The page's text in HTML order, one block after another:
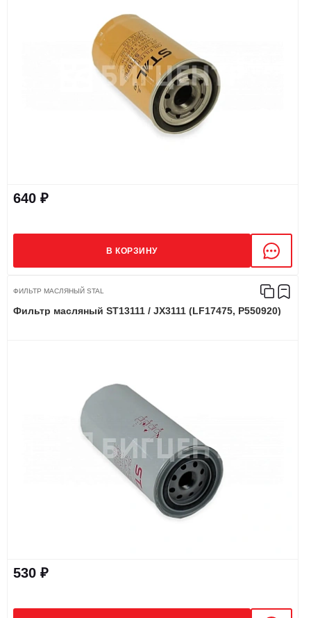
640 ₽
В КОРЗИНУ
ФИЛЬТР МАСЛЯНЫЙ STAL
Фильтр масляный ST13111 / JX3111 (LF17475, P550920)
530 ₽